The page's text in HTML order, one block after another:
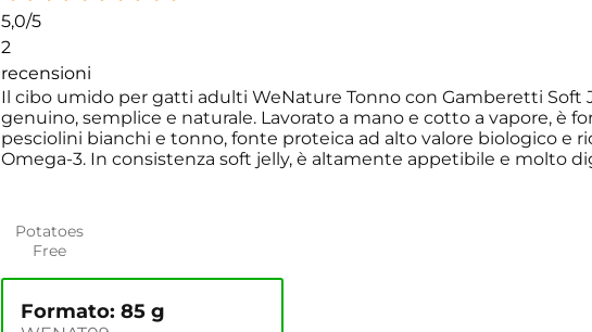
5,0/5
2
recensioni
Il cibo umido per gatti adulti WeNature Tonno con Gamberetti Soft
genuino, semplice e naturale. Lavorato a mano e cotto a vapore, è
pesciolini bianchi e tonno, fonte proteica ad alto valore biologico e
Omega-3. In consistenza soft jelly, è altamente appetibile e molto
Potatoes
Free
Formato: 85 g